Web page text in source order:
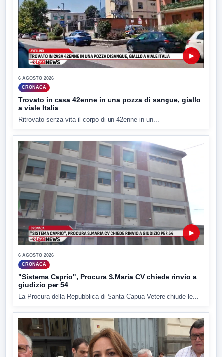
▶
6 AGOSTO 2026
CRONACA
Trovato in casa 42enne in una pozza di sangue, giallo
a viale Italia
Ritrovato senza vita il corpo di un 42enne in un...
▶
6 AGOSTO 2026
CRONACA
"Sistema Caprio", Procura S.Maria CV chiede rinvio a
giudizio per 54
La Procura della Repubblica di Santa Capua Vetere chiude le...